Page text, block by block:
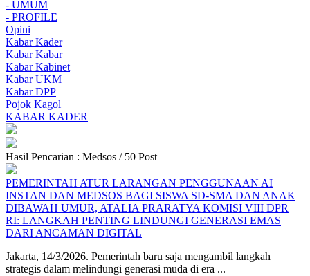
- UMUM
- PROFILE
Opini
Kabar Kader
Kabar Kabar
Kabar Kabinet
Kabar UKM
Kabar DPP
Pojok Kagol
KABAR KADER
Hasil Pencarian : Medsos / 50 Post
PEMERINTAH ATUR LARANGAN PENGGUNAAN AI
INSTAN DAN MEDSOS BAGI SISWA SD-SMA DAN ANAK
DIBAWAH UMUR, ATALIA PRARATYA KOMISI VIII DPR
RI: LANGKAH PENTING LINDUNGI GENERASI EMAS
DARI ANCAMAN DIGITAL
Jakarta, 14/3/2026. Pemerintah baru saja mengambil langkah
strategis dalam melindungi generasi muda di era ...